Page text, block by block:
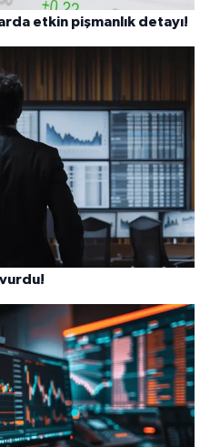
etkin pişmanlık detayı!
vurdu!